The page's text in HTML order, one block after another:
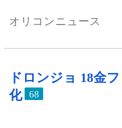
オリコンニュース
ドロンジョ 18金
化
68